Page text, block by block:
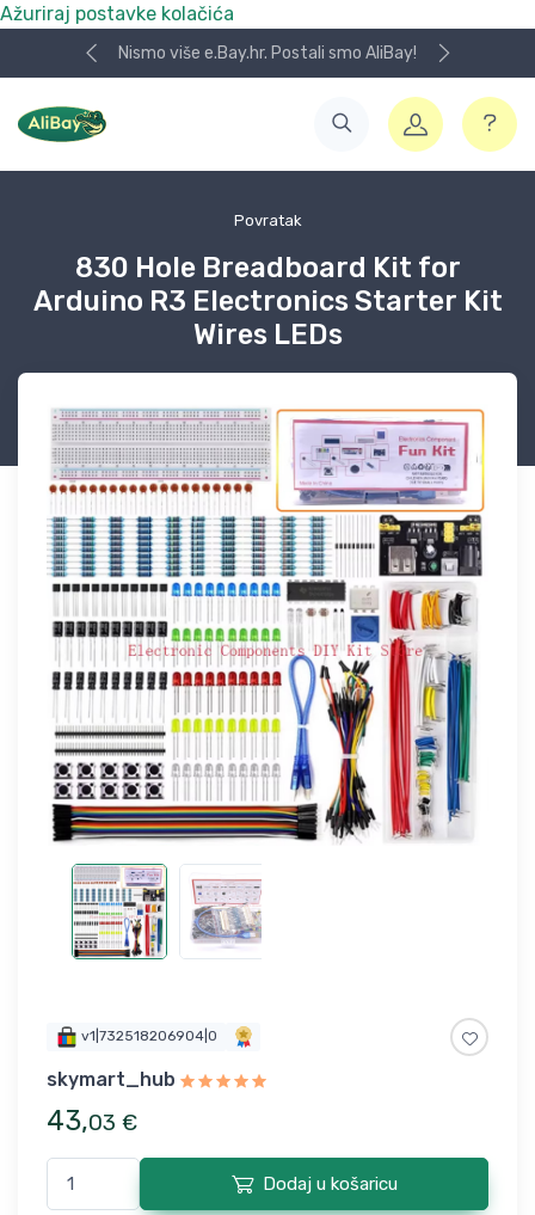
Ažuriraj postavke kolačića
Nismo više e.Bay.hr. Postali smo AliBay!
Povratak
830 Hole Breadboard Kit for
Arduino R3 Electronics Starter Kit
Wires LEDs
v1|732518206904|0
skymart_hub
43,03 €
Dodaj u košaricu